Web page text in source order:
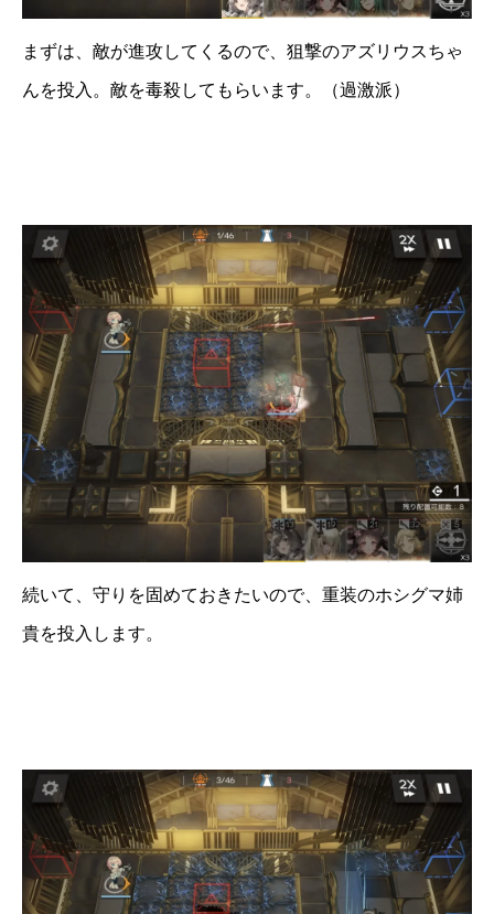
まずは、敵が進攻してくるので、狙撃のアズリウスちゃ
んを投入。敵を毒殺してもらいます。（過激派）
続いて、守りを固めておきたいので、重装のホシグマ姉
貴を投入します。